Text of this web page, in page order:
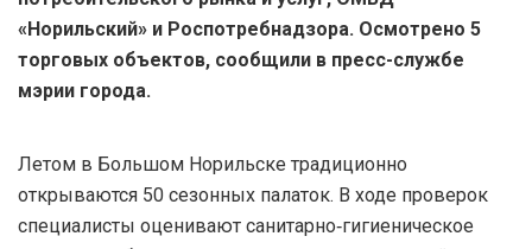
«Норильский» и Роспотребнадзора. Осмотрено 5
торговых объектов, сообщили в пресс-службе
мэрии города.
Летом в Большом Норильске традиционно
открываются 50 сезонных палаток. В ходе проверок
специалисты оценивают санитарно‑гигиеническое